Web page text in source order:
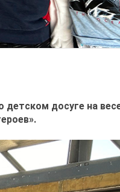
досуге на